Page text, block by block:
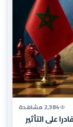
2,384 مشاهدة
على التأثير